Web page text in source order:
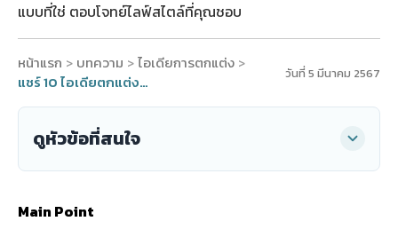
แบบที่ใช่ ตอบโจทย์ไลฟ์สไตล์ที่คุณชอบ
หน้าแรก > บทความ >ไอเดียการตกแต่ง >
แชร์ 10 ไอเดียตกแต่งภายในบ้านสวย ๆ แปลงโฉมให้น่าอยู่ วันที่ 5 มีนาคม 2567
ดูหัวข้อที่สนใจ
Main Point